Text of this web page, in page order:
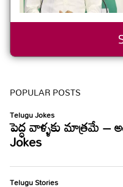
POPULAR POSTS